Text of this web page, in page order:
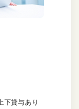
下貸与あり